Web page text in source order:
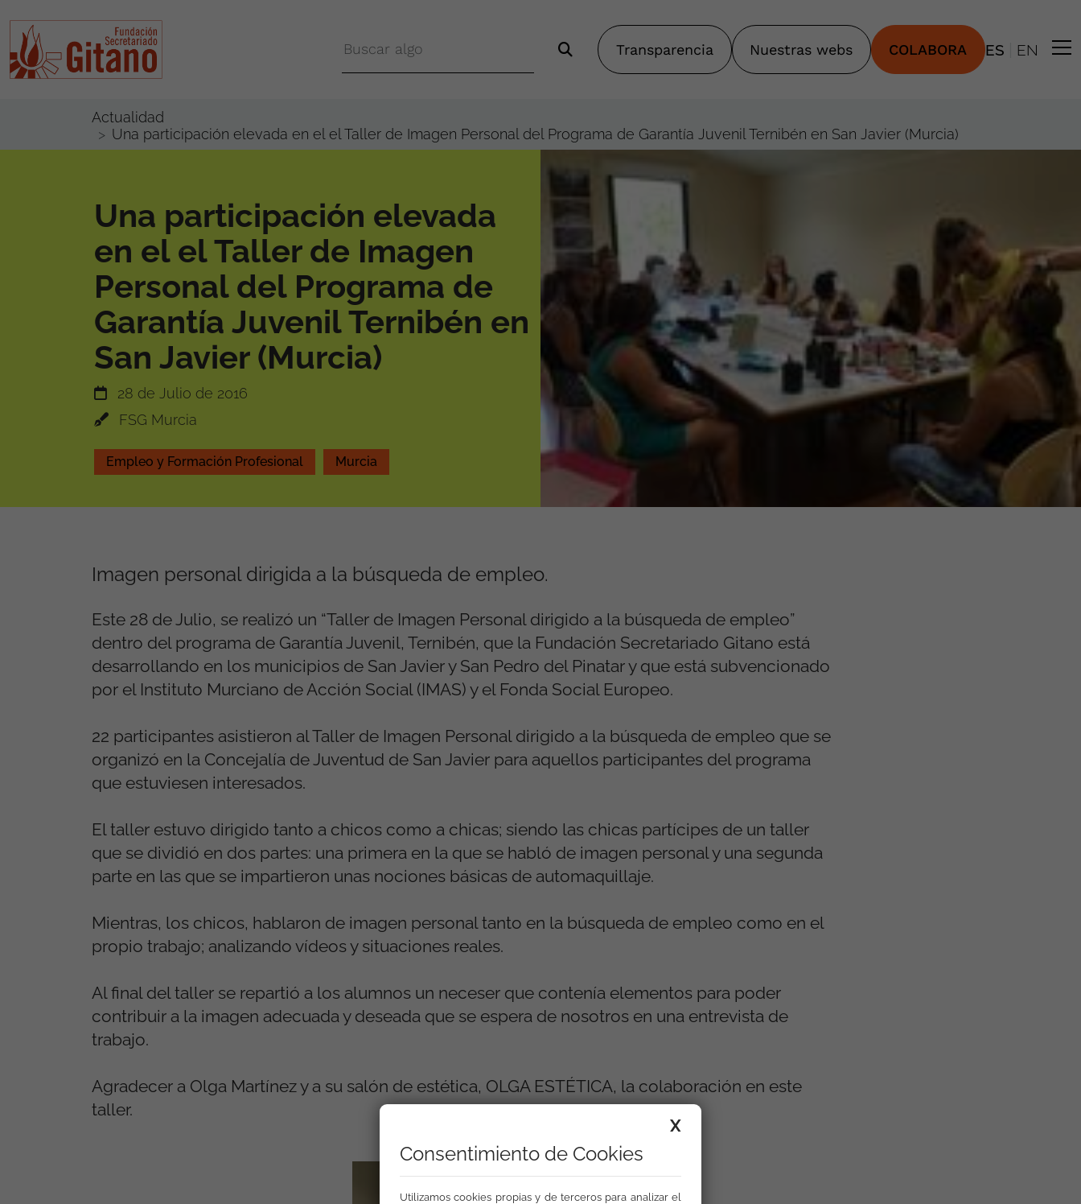
Transparencia Nuestras webs COLABORA ES EN
Actualidad
Una participación elevada en el el Taller de Imagen Personal del Programa de Garantía Juvenil Ternibén en San Javier (Murcia)
Una participación elevada
en el el Taller de Imagen
Personal del Programa de
Garantía Juvenil Ternibén en
San Javier (Murcia)
28 de Julio de 2016
FSG Murcia
Empleo y Formación Profesional Murcia
Imagen personal dirigida a la búsqueda de empleo.
Este 28 de Julio, se realizó un “Taller de Imagen Personal dirigido a la búsqueda de empleo”
dentro del programa de Garantía Juvenil, Ternibén, que la Fundación Secretariado Gitano está
desarrollando en los municipios de San Javier y San Pedro del Pinatar y que está subvencionado
por el Instituto Murciano de Acción Social (IMAS) y el Fonda Social Europeo.
22 participantes asistieron al Taller de Imagen Personal dirigido a la búsqueda de empleo que se
organizó en la Concejalía de Juventud de San Javier para aquellos participantes del programa
que estuviesen interesados.
El taller estuvo dirigido tanto a chicos como a chicas; siendo las chicas partícipes de un taller
que se dividió en dos partes: una primera en la que se habló de imagen personal y una segunda
parte en las que se impartieron unas nociones básicas de automaquillaje.
Mientras, los chicos, hablaron de imagen personal tanto en la búsqueda de empleo como en el
propio trabajo; analizando vídeos y situaciones reales.
Al final del taller se repartió a los alumnos un neceser que contenía elementos para poder
contribuir a la imagen adecuada y deseada que se espera de nosotros en una entrevista de
trabajo.
Agradecer a Olga Martínez y a su salón de estética, OLGA ESTÉTICA, la colaboración en este
taller.
X
Consentimiento de Cookies
Utilizamos cookies propias y de terceros para analizar el